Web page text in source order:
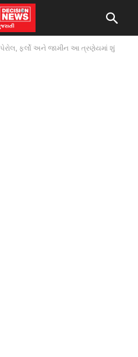
પેરોલ, ફર્લો અને જામીન આ ત્રણેયમાં શું